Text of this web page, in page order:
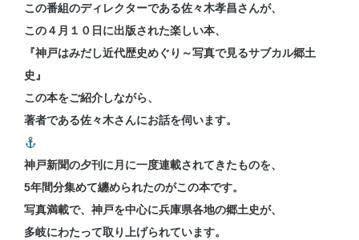
この番組のディレクターである佐々木孝昌さんが、
この４月１０日に出版された楽しい本、
『神戸はみだし近代歴史めぐり～写真で見るサブカル郷土
史』
この本をご紹介しながら、
著者である佐々木さんにお話を伺います。
神戸新聞の夕刊に月に一度連載されてきたものを、
5年間分集めて纏められたのがこの本です。
写真満載で、神戸を中心に兵庫県各地の郷土史が、
多岐にわたって取り上げられています。